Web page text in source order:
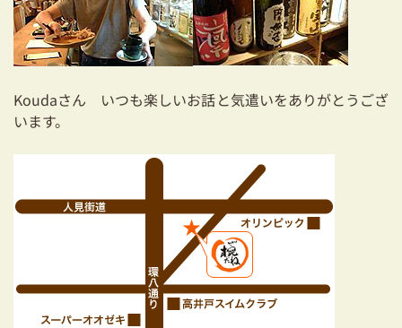
Koudaさん いつも楽しいお話と気遣いをありがとうござ
います。